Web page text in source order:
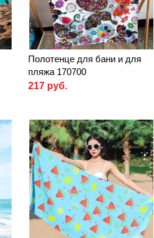
Полотенце для бани и для
пляжа 170700
217 руб.